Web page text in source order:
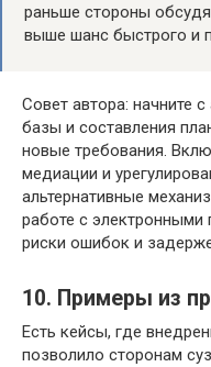
раньше стороны
выше шанс быстрого и
Совет автора: начните
базы и составления
новые требования.
медиации и
альтернативные
работе с
риски ошибок и
10. Примеры из
Есть кейсы, где
позволило сторонам